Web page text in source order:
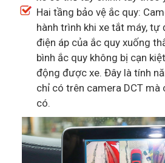
Hai tầng bảo vệ ắc quy:
hành trình khi xe tắt máy,
điện áp của ắc quy xuống
bình ắc quy không bị cạn
động được xe. Đây là tính
chỉ có trên camera DCT mà
có.